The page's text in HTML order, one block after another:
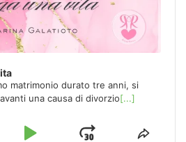
matrimonio durato tre anni, si
una causa di divorzio[...]